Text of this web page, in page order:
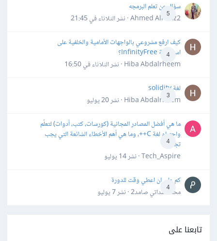
5
سؤال عن تعلم البرمجه
Ahmed Alhafiz2 · نشر
الثلاثاء في 21:45
4
كيف ارفع مشروعي بالواجهات الأمامية والخلفية على
استضافة InfinityFree؟
Hiba Abdalrheem · نشر
الثلاثاء في 16:50
3
لغة solidity
Hiba Abdalrheem · نشر
20 يوليو
4
ما هي أفضل المصادر المجانية (كورسات، كتب، أدوات) لتعلّم
واحترام لغة C++، وما هي أهم الأخطاء الشائعة التي يجب
تجنبها؟
Tech_Aspire · نشر
14 يوليو
4
كم علي ان اعطي وقت للدورة
محمد سداتي صامد2 · نشر
7 يوليو
تابعنا على